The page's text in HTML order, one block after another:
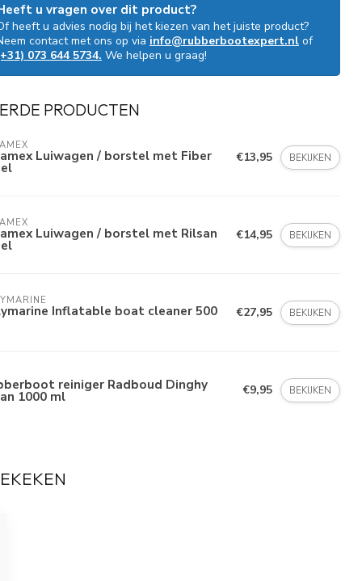
u vragen over dit product?
heeft u advies nodig bij het kiezen van het juiste product?
contact met ons op via info@rubberbootexpert.nl of
073 644 5734. We helpen u graag!
PRODUCTEN
Luiwagen / borstel met Fiber €13,95 BEKIJKEN
Luiwagen / borstel met Rilsan €14,95 BEKIJKEN
Inflatable boat cleaner 500 €27,95 BEKIJKEN
reiniger Radboud Dinghy
1000 ml €9,95 BEKIJKEN